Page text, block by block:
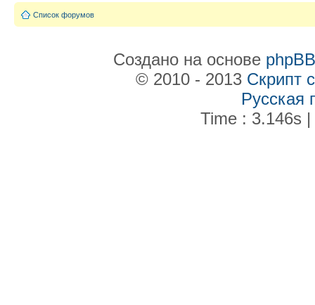
Список форумов
Создано на основе phpBB
© 2010 - 2013 Скрипт
Русская
Time : 3.146s